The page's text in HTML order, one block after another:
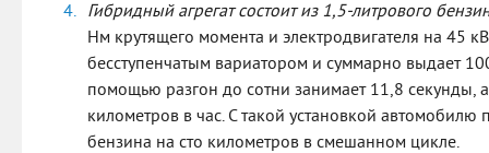
Гибридный агрегат состоит из 1,5-литрового
Нм крутящего момента и электродвигателя на 45
бесступенчатым вариатором и суммарно выдает
помощью разгон до сотни занимает 11,8 секунды,
километров в час. С такой установкой автомобилю
бензина на сто километров в смешанном цикле.